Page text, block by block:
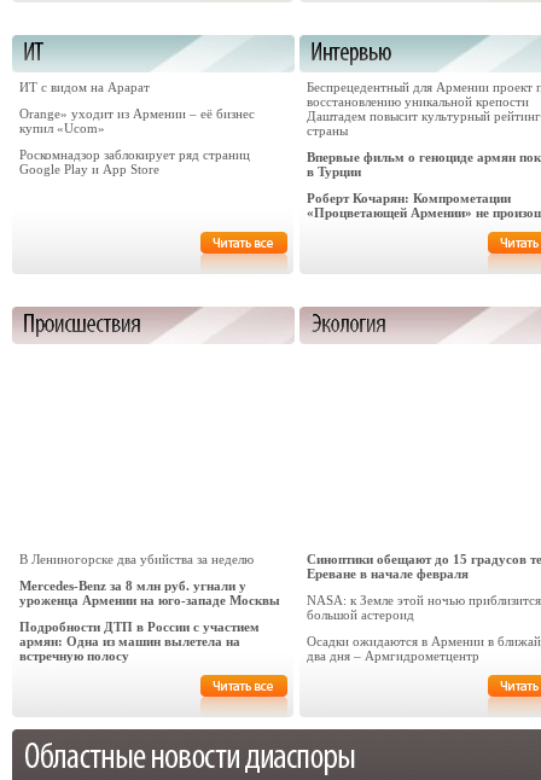
ИТ с видом на Арарат
Orange» уходит из Армении – её бизнес
купил «Ucom»
Роскомнадзор заблокирует ряд страниц
Google Play и App Store
Беспрецедентный для Армении проект
восстановлению уникальной крепости
Даштадем повысит культурный рейтинг
страны
Впервые фильм о геноциде армян
в Турции
Роберт Кочарян: Компрометации
«Процветающей Армении» не
В Лениногорске два убийства за неделю
Mercedes-Benz за 8 млн руб. угнали у
уроженца Армении на юго-западе Москвы
Подробности ДТП в России с участием
армян: Одна из машин вылетела на
встречную полосу
Синоптики обещают до 15 градусов
Ереване в начале февраля
NASA: к Земле этой ночью приблизится
большой астероид
Осадки ожидаются в Армении в
два дня – Армгидрометцентр